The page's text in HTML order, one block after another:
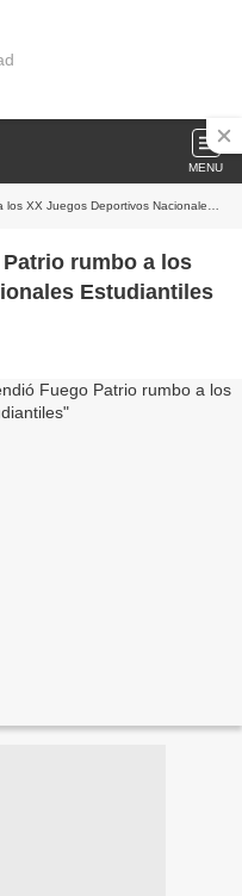
MENU
Deportivos Nacionales Estudiantiles
rumbo a los
Estudiantiles